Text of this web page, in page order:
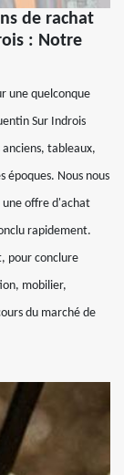
de rachat
: Notre
une quelconque
Sur Indrois
tableaux,
Nous nous
une offre d'achat
rapidement.
pour conclure
mobilier,
du marché de